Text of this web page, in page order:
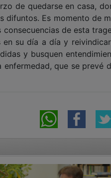
de quedarse en casa,
difuntos. Es momento de
de esta
su día a día y
y busquen
que se prevé